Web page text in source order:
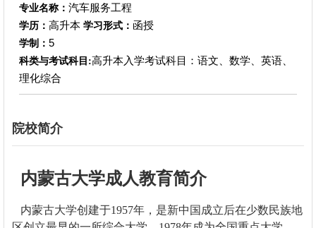
专业名称： 汽车服务工程
学历： 高升本 学习形式： 函授
学制： 5
科类与考试科目:高升本入学考试科目：语文、数学、英语、
理化综合
院校简介
内蒙古大学成人教育简介
内蒙古大学创建于1957年，是新中国成立后在少数民族地